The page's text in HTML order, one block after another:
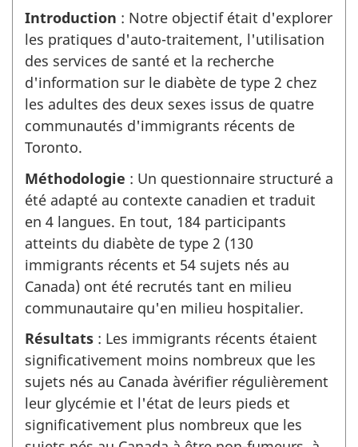
Introduction : Notre objectif était d'explorer
les pratiques d'auto-traitement, l'utilisation
des services de santé et la recherche
d'information sur le diabète de type 2 chez
les adultes des deux sexes issus de quatre
communautés d'immigrants récents de
Toronto.
Méthodologie : Un questionnaire structuré a
été adapté au contexte canadien et traduit
en 4 langues. En tout, 184 participants
atteints du diabète de type 2 (130
immigrants récents et 54 sujets nés au
Canada) ont été recrutés tant en milieu
communautaire qu'en milieu hospitalier.
Résultats : Les immigrants récents étaient
significativement moins nombreux que les
sujets nés au Canada àvérifier régulièrement
leur glycémie et l'état de leurs pieds et
significativement plus nombreux que les